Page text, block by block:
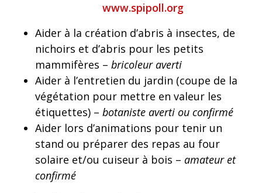
www.spipoll.org
Aider à la création d’abris à insectes, de
nichoirs et d’abris pour les petits
mammifères – bricoleur averti
Aider à l’entretien du jardin (coupe de la
végétation pour mettre en valeur les
étiquettes) – botaniste averti ou confirmé
Aider lors d’animations pour tenir un
stand ou préparer des repas au four
solaire et/ou cuiseur à bois – amateur et
confirmé